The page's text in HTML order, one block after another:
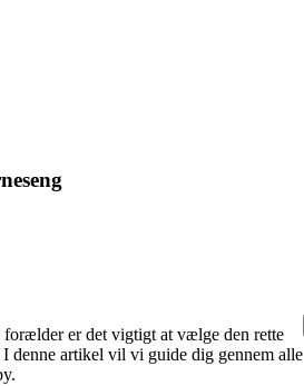
forælder er det vigtigt at vælge den rette
denne artikel vil vi guide dig gennem alle